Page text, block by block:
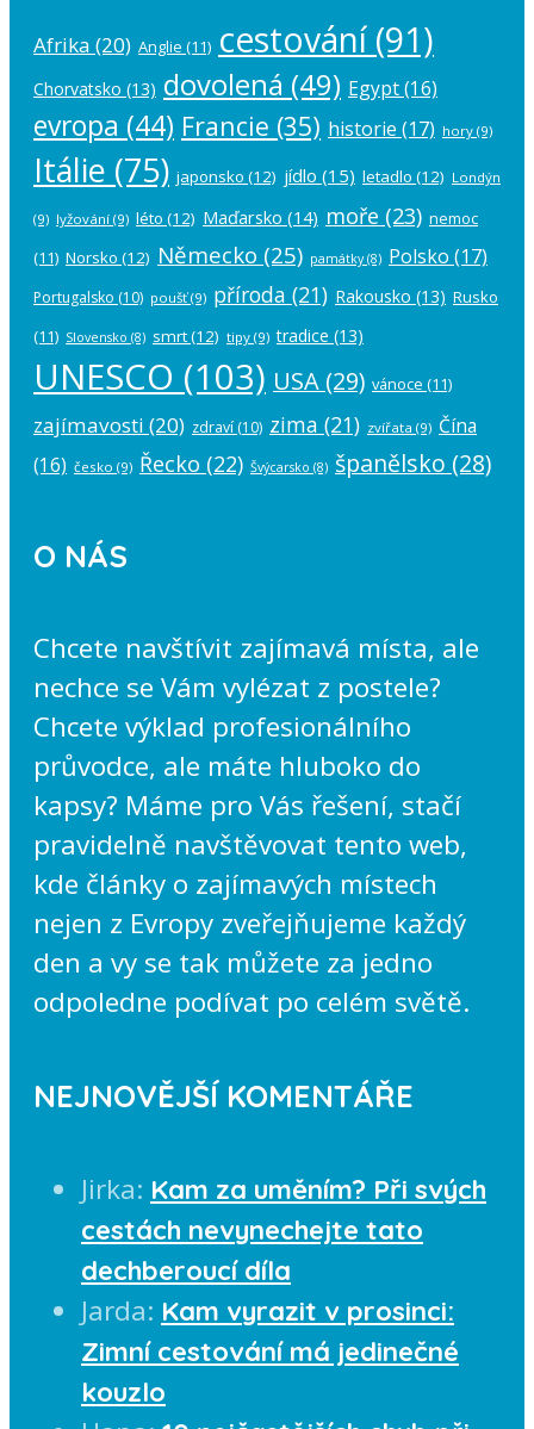
Afrika (20) Anglie (11) cestování(91)
Chorvatsko (13) dovolená (49) Egypt(16)
evropa (44) Francie (35) historie (17) hory (9)
Itálie (75) japonsko (12) jídlo (15) letadlo (12) Londýn
(9) lyžování (9) léto (12) Maďarsko (14) moře (23) nemoc
(11) Norsko (12) Německo (25) památky(8) Polsko (17)
Portugalsko (10) poušť(9) příroda (21) Rakousko (13) Rusko
(11) Slovensko (8) smrt(12) tipy (9) tradice (13)
UNESCO (103) USA (29) vánoce (11)
zajímavosti (20) zdraví (10) zima (21) zvířata (9) Čína
(16) česko (9) Řecko (22) Švýcarsko (8) španělsko (28)
O NÁS
Chcete navštívit zajímavá místa, ale
nechce se Vám vylézat z postele?
Chcete výklad profesionálního
průvodce, ale máte hluboko do
kapsy? Máme pro Vás řešení, stačí
pravidelně navštěvovat tento web,
kde články o zajímavých místech
nejen z Evropy zveřejňujeme každý
den a vy se tak můžete za jedno
odpoledne podívat po celém světě.
NEJNOVĚJŠÍ KOMENTÁŘE
Jirka: Kam za uměním? Při svých
cestách nevynechejte tato
dechberoucí díla
Jarda: Kam vyrazit v prosinci:
Zimní cestování má jedinečné
kouzlo